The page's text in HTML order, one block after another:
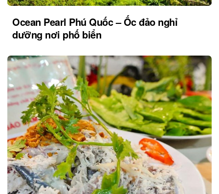
Ocean Pearl Phú Quốc – Ốc đảo nghỉ
dưỡng nơi phố biển